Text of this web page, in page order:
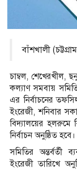
বাঁশখালী
চাম্বল, শেখেরখীল,
কল্যাণ সমবায়
এর নির্বাচনের
ইংরেজী, শনিবার
বিদ্যালয়ের হলরুমে
নির্বাচন অনুষ্ঠিত হবে।
সমিতির অন্তর্বর্তী
ইংরেজী তারিখে